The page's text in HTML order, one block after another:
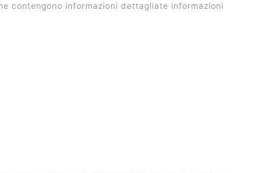
contengono informazioni dettagliate informazioni